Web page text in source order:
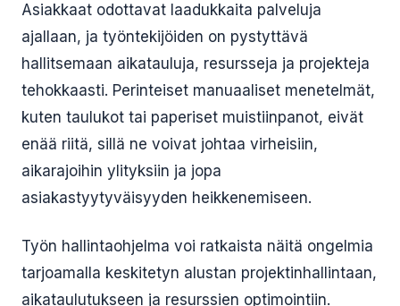
Asiakkaat odottavat laadukkaita palveluja
ajallaan, ja työntekijöiden on pystyttävä
hallitsemaan aikatauluja, resursseja ja projekteja
tehokkaasti. Perinteiset manuaaliset menetelmät,
kuten taulukot tai paperiset muistiinpanot, eivät
enää riitä, sillä ne voivat johtaa virheisiin,
aikarajoihin ylityksiin ja jopa
asiakastyytyväisyyden heikkenemiseen.
Työn hallintaohjelma voi ratkaista näitä ongelmia
tarjoamalla keskitetyn alustan projektinhallintaan,
aikataulutukseen ja resurssien optimointiin.